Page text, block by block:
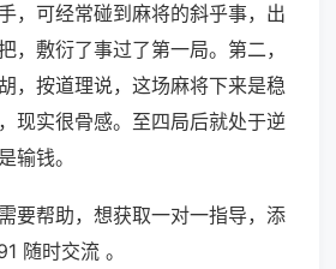
，可经常碰到麻将的斜乎事，出
，敷衍了事过了第一局。第二，
，按道理说，这场麻将下来是稳
现实很骨感。至四局后就处于逆
输钱。
要帮助，想获取一对一指导，添
随时交流 。